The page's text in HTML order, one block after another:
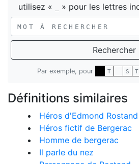
utilisez «
» pour les lettres
Rechercher
Par exemple, pour T S T
Définitions similaires
Héros d'Edmond Rostand
Héros fictif de Bergerac
Homme de bergerac
Il parle du nez